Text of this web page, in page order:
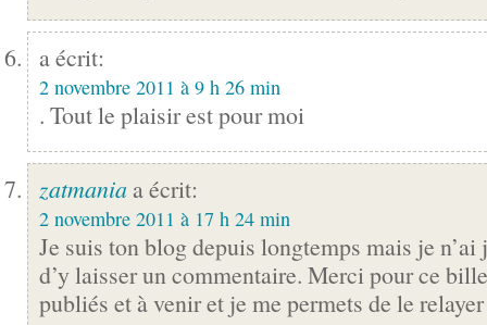
a écrit:
2 novembre 2011 à 9 h 26 min
. Tout le plaisir est pour moi
zatmania a écrit:
2 novembre 2011 à 17 h 24 min
Je suis ton blog depuis longtemps mais je
d’y laisser un commentaire. Merci pour ce
publiés et à venir et je me permets de le